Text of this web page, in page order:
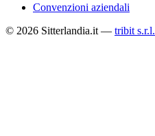
Convenzioni aziendali
© 2026 Sitterlandia.it — tribit s.r.l.